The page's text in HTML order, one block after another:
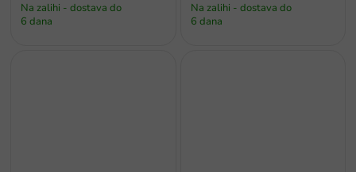
Na zalihi - dostava do
6 dana
Na zalihi - dostava do
6 dana